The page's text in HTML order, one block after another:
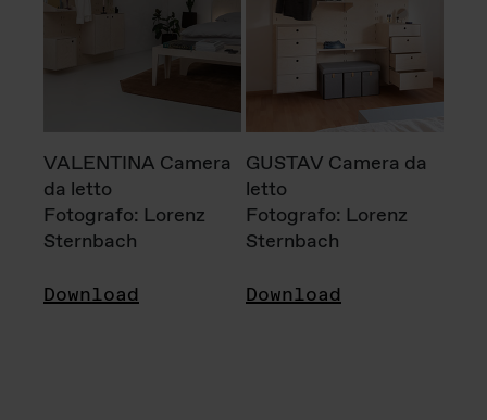
VALENTINA Camera
da letto
Fotografo: Lorenz
Sternbach
Download
GUSTAV Camera da
letto
Fotografo: Lorenz
Sternbach
Download